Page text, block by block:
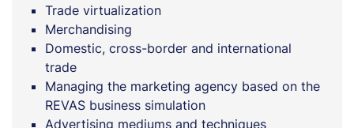
Trade virtualization
Merchandising
Domestic, cross-border and international
trade
Managing the marketing agency based on the
REVAS business simulation
Advertising mediums and techniques